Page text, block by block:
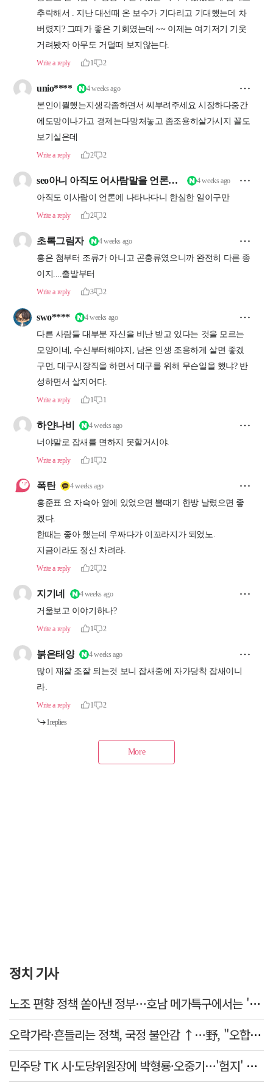
정치 기사
노조 편향 정책 쏟아낸 정부…호남 메가특구에서는 '반노조'?
오락가락·흔들리는 정책, 국정 불안감 ↑…野, "오합지졸"
민주당 TK 시·도당위원장에 박형룡·오중기…'험지' 총선 이끈다